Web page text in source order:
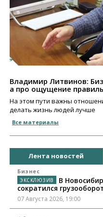
Владимир Литвинов:
а про ощущение
На этом пути важны
делать жизнь людей лучше
Все материалы
Лента новостей
Бизнес
В
сократился
07 Августа 2026, 19:00